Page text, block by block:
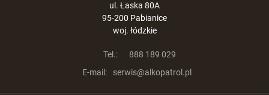
ul. Łaska 80A
95-200 Pabianice
woj. łódzkie
Tel.:
888 189 029
E-mail:
serwis@alkopatrol.pl